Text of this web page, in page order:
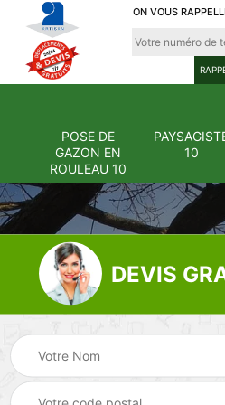
ON VOUS
POSE DE
GAZON EN
ROULEAU 10
10
changement
grillage et clôture
DEVIS